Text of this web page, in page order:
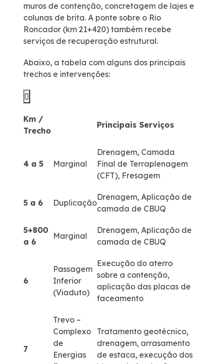
Trabalhe Conosco
Canal de Transmissão
muros de contenção, concretagem de lajes e
colunas de brita. A ponte sobre o Rio
Roncador (km 21+420) também recebe
serviços de recuperação estrutural.
Abaixo, a tabela com alguns dos principais
trechos e intervenções:

Km /
Trecho
Principais Serviços
4 a 5 Marginal
Drenagem, Camada
Final de Terraplenagem
(CFT), Fresagem
5 a 6 Duplicação
Drenagem, Aplicação de
camada de CBUQ
5+800
a 6
Marginal
Drenagem, Aplicação de
camada de CBUQ
6
Passagem
Inferior
(Viaduto)
Execução do aterro
sobre a contenção,
aplicação das placas de
faceamento
7
Trevo –
Complexo
de
Energias
Tratamento geotécnico,
drenagem, arrasamento
de estaca, execução dos